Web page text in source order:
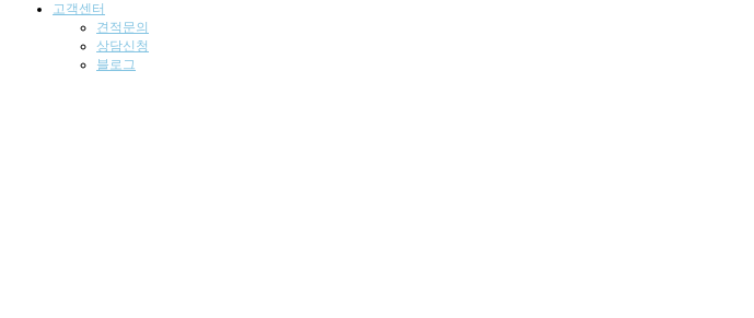
고객센터
견적문의
상담신청
블로그